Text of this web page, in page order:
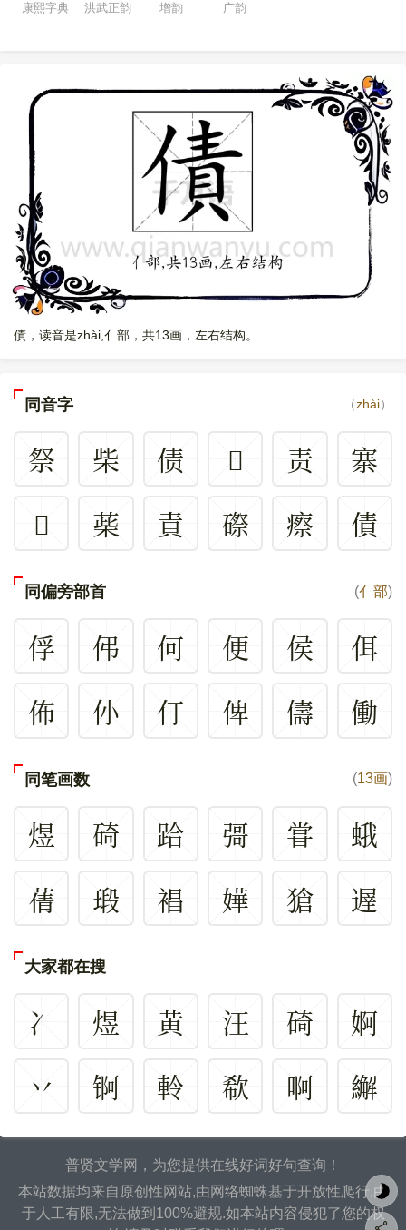
康熙字典 洪武正韵 增韵 广韵
債，读音是zhài,亻部，共13画，左右结构。
同音字 （zhài）
祭 柴 债 𪑽 责
寨
𠑞
䓱 責 磜 瘵 債
同偏旁部首 (亻部)
俘 伄 何 便 侯
佴
佈
仦 仃 俾 儔 働
同笔画数 (13画)
煜 碕 跲 彁 甞
蛾
蒨
瑖 裮 嬅 獊 遟
大家都在搜
冫 煜 黄 汪 碕
婀
丷
锕 軨 欷 啊 繲
普贤文学网，为您提供在线好词好句查询！
本站数据均来自原创性网站,由网络蜘蛛基于开放性爬行,由
于人工有限,无法做到100%避规.如本站内容侵犯了您的权